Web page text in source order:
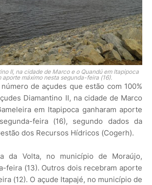
II, na cidade de Marco e o Quandú em Itapipoca
aporte máximo nesta segunda-feira (16).
de açudes que estão com 100%
Diamantino II, na cidade de Marco
em Itapipoca ganharam aporte
feira (16), segundo dados da
dos Recursos Hídricos (Cogerh).
da Volta, no município de Moraújo,
feira (13). Outros dois recebram aporte
(12). O açude Itapajé, no município de